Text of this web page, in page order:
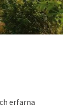
erfarna